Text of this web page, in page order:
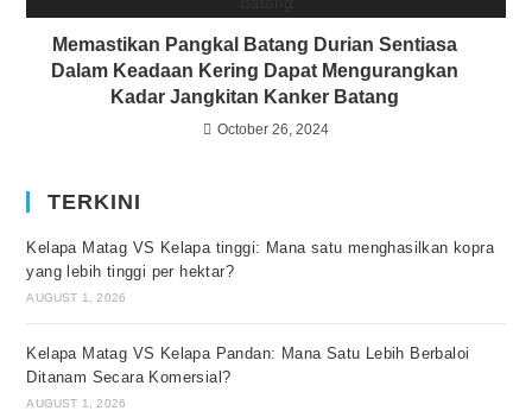
Memastikan Pangkal Batang Durian Sentiasa
Dalam Keadaan Kering Dapat Mengurangkan
Kadar Jangkitan Kanker Batang
October 26, 2024
TERKINI
Kelapa Matag VS Kelapa tinggi: Mana satu menghasilkan kopra
yang lebih tinggi per hektar?
AUGUST 1, 2026
Kelapa Matag VS Kelapa Pandan: Mana Satu Lebih Berbaloi
Ditanam Secara Komersial?
AUGUST 1, 2026